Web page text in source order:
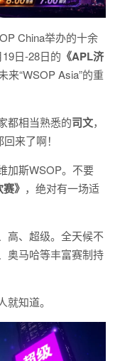
China举办的十余
日-28日的 《APL济
来“WSOP Asia”的重
都相当熟悉的司文，
来了啊！
加斯WSOP。不要
》 ，绝对有一场适
高、超级。全天候不
奥马哈等丰富赛制持
知道。